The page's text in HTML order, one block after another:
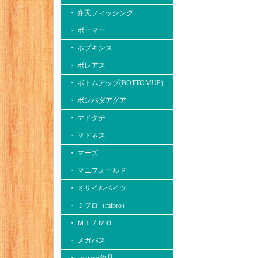
・ 弁天フィッシング
・ ボーマー
・ ホプキンス
・ ボレアス
・ ボトムアップ(BOTTOMUP)
・ ボンバダアグア
・ マドタチ
・ マドネス
・ マーズ
・ マニフォールド
・ ミサイルベイツ
・ ミブロ（mibro）
・ ＭＩＺＭＯ
・ メガバス